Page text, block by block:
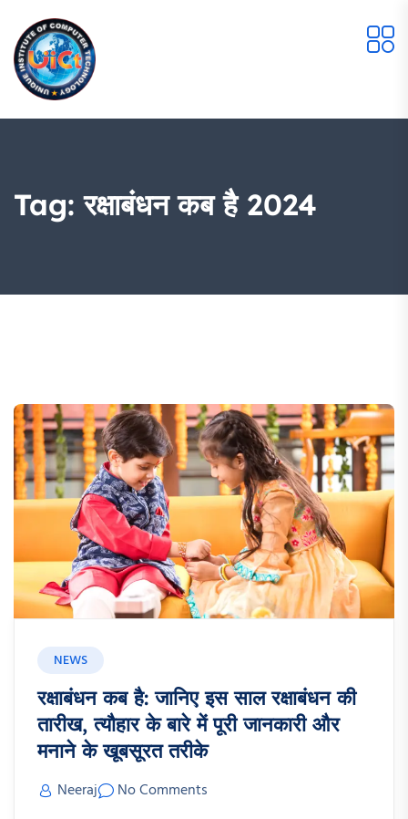
Tag:रक्षाबंधन कब है 2024
NEWS
रक्षाबंधन कब है: जानिए इस साल रक्षाबंधन की
तारीख, त्यौहार के बारे में पूरी जानकारी और
मनाने के खूबसूरत तरीके
Neeraj
No Comments